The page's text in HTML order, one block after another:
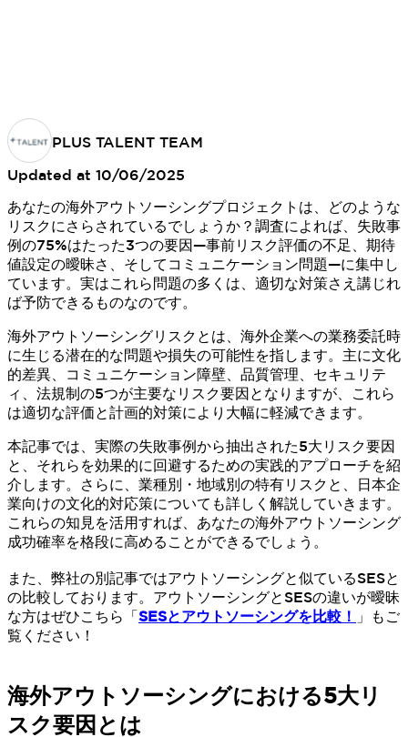
PLUS TALENT TEAM
Updated at 10/06/2025
あなたの海外アウトソーシングプロジェクトは、どのような
リスクにさらされているでしょうか？調査によれば、失敗事
例の75%はたった3つの要因—事前リスク評価の不足、期待
値設定の曖昧さ、そしてコミュニケーション問題—に集中し
ています。実はこれら問題の多くは、適切な対策さえ講じれ
ば予防できるものなのです。
海外アウトソーシングリスクとは、海外企業への業務委託時
に生じる潜在的な問題や損失の可能性を指します。主に文化
的差異、コミュニケーション障壁、品質管理、セキュリテ
ィ、法規制の5つが主要なリスク要因となりますが、これら
は適切な評価と計画的対策により大幅に軽減できます。
本記事では、実際の失敗事例から抽出された5大リスク要因
と、それらを効果的に回避するための実践的アプローチを紹
介します。さらに、業種別・地域別の特有リスクと、日本企
業向けの文化的対応策についても詳しく解説していきます。
これらの知見を活用すれば、あなたの海外アウトソーシング
成功確率を格段に高めることができるでしょう。
また、弊社の別記事ではアウトソーシングと似ているSESと
の比較しております。アウトソーシングとSESの違いが曖昧
な方はぜひこちら「SESとアウトソーシングを比較！
」もご
覧ください！
海外アウトソーシングにおける5大リ
スク要因とは